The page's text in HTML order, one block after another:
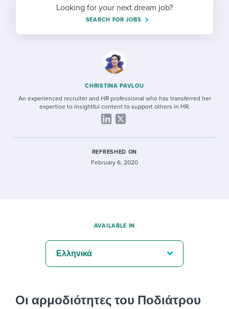
Establishing an employer brand
Candidate/employee experiences
HR terms
Overall career resources
Looking for your next dream job?
SEARCH FOR JOBS
CHRISTINA PAVLOU
An experienced recruiter and HR professional who has transferred her
expertise to insightful content to support others in HR.
REFRESHED ON
February 6, 2020
Οι αρμοδιότητες του Ποδιάτρου
AVAILABLE IN
Ελληνικά